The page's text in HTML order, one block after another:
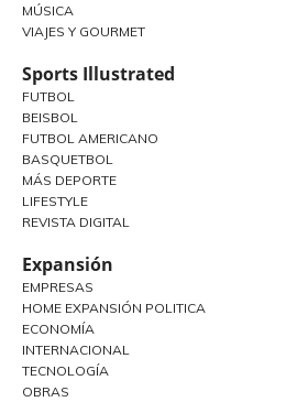
MÚSICA
VIAJES Y GOURMET
Sports Illustrated
FUTBOL
BEISBOL
FUTBOL AMERICANO
BASQUETBOL
MÁS DEPORTE
LIFESTYLE
REVISTA DIGITAL
Expansión
EMPRESAS
HOME EXPANSIÓN POLITICA
ECONOMÍA
INTERNACIONAL
TECNOLOGÍA
OBRAS